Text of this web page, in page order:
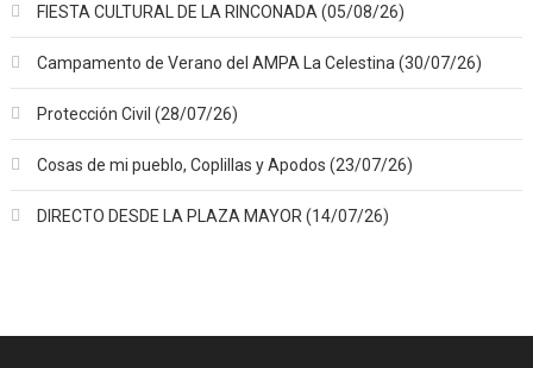
FIESTA CULTURAL DE LA RINCONADA (05/08/26)
Campamento de Verano del AMPA La Celestina (30/07/26)
Protección Civil (28/07/26)
Cosas de mi pueblo, Coplillas y Apodos (23/07/26)
DIRECTO DESDE LA PLAZA MAYOR (14/07/26)